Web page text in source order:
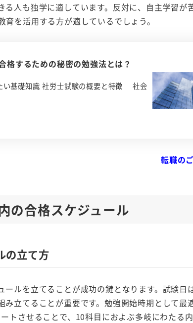
人も独学に適しています。反対に、自主学習が
を活用する方が適しているでしょう。
格するための秘密の勉強法とは？
い基礎知識 社労士試験の概要と特徴 社会
転職の
の合格スケジュール
の立て方
ルを立てることが成功の鍵となります。試験日
立てることが重要です。勉強開始時期として最
トさせることで、10科目におよぶ多岐にわたる